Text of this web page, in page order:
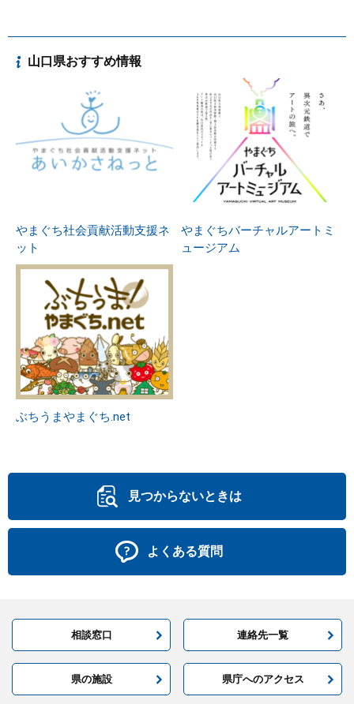
山口県おすすめ情報
やまぐち社会貢献活動支援ネ
ット
やまぐちバーチャルアートミ
ュージアム
ぶちうまやまぐち.net
見つからないときは
よくある質問
相談窓口 連絡先一覧
県の施設 県庁へのアクセス